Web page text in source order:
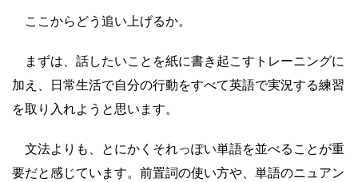
ここからどう追い上げるか。
まずは、話したいことを紙に書き起こすトレーニングに
加え、日常生活で自分の行動をすべて英語で実況する練習
を取り入れようと思います。
文法よりも、とにかくそれっぽい単語を並べることが重
要だと感じています。前置詞の使い方や、単語のニュアン